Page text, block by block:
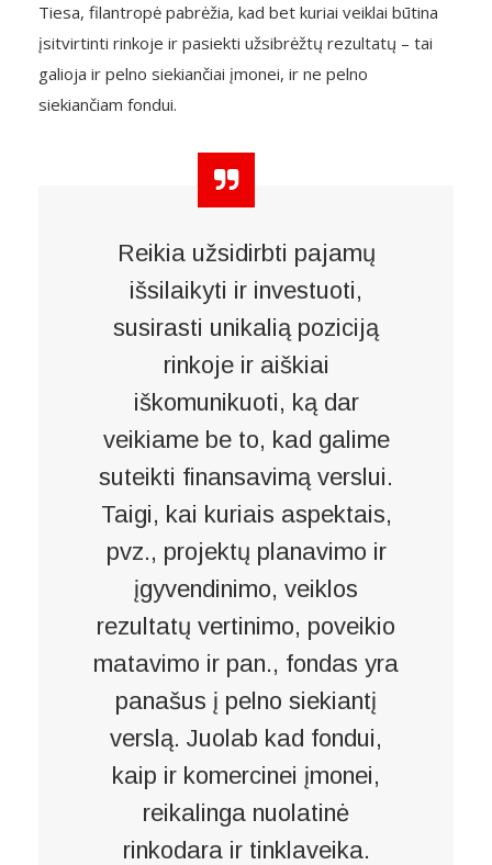
Tiesa, filantropė pabrėžia, kad bet kuriai veiklai būtina
įsitvirtinti rinkoje ir pasiekti užsibrėžtų rezultatų – tai
galioja ir pelno siekiančiai įmonei, ir ne pelno
siekiančiam fondui.
Reikia užsidirbti pajamų
išsilaikyti ir investuoti,
susirasti unikalią poziciją
rinkoje ir aiškiai
iškomunikuoti, ką dar
veikiame be to, kad galime
suteikti finansavimą verslui.
Taigi, kai kuriais aspektais,
pvz., projektų planavimo ir
įgyvendinimo, veiklos
rezultatų vertinimo, poveikio
matavimo ir pan., fondas yra
panašus į pelno siekiantį
verslą. Juolab kad fondui,
kaip ir komercinei įmonei,
reikalinga nuolatinė
rinkodara ir tinklaveika.